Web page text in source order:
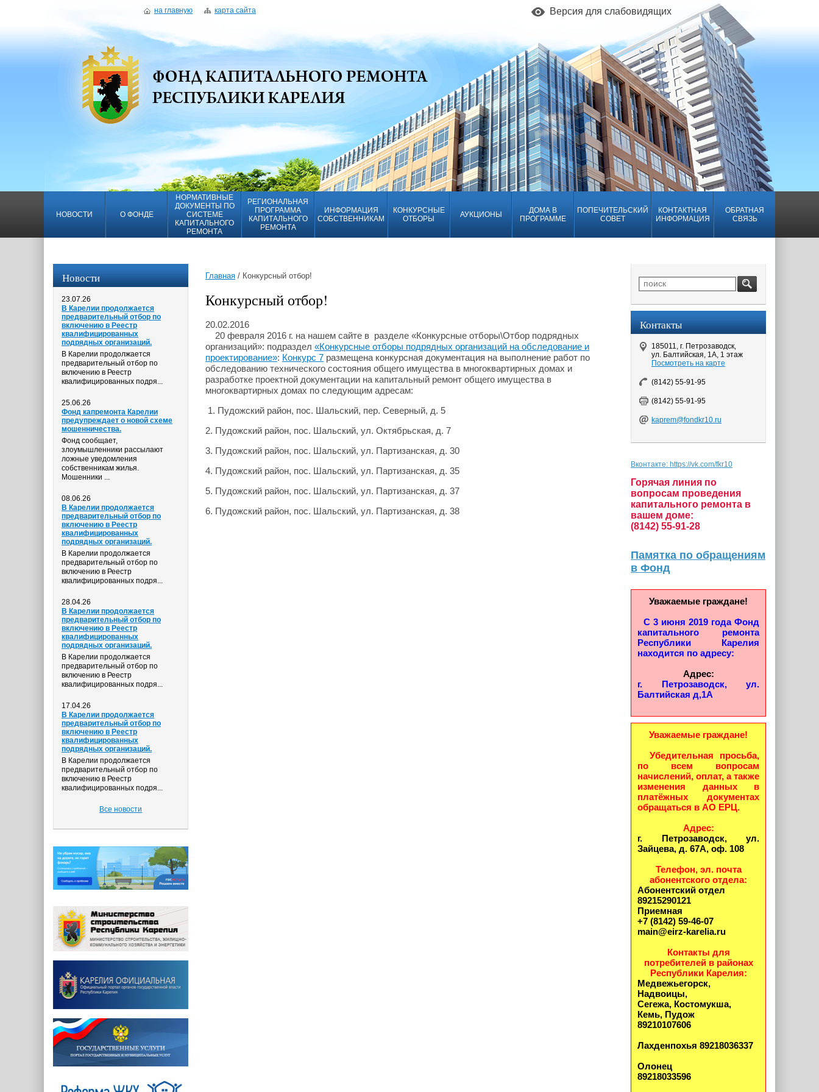
на главную карта сайта Версия для слабовидящих
НОВОСТИ О ФОНДЕ
НОРМАТИВНЫЕ
ДОКУМЕНТЫ ПО
СИСТЕМЕ
КАПИТАЛЬНОГО
РЕМОНТА
РЕГИОНАЛЬНАЯ
ПРОГРАММА
КАПИТАЛЬНОГО
РЕМОНТА
ИНФОРМАЦИЯ
СОБСТВЕННИКАМ
КОНКУРСНЫЕ
ОТБОРЫ
АУКЦИОНЫ
ДОМА В
ПРОГРАММЕ
ПОПЕЧИТЕЛЬСКИЙ
СОВЕТ
КОНТАКТНАЯ
ИНФОРМАЦИЯ
ОБРАТНАЯ
СВЯЗЬ
Новости
23.07.26
В Карелии продолжается
предварительный отбор по
включению в Реестр
квалифицированных
подрядных организаций.
В Карелии продолжается
предварительный отбор по
включению в Реестр
квалифицированных подря...
25.06.26
Фонд капремонта Карелии
предупреждает о новой схеме
мошенничества.
Фонд сообщает,
злоумышленники рассылают
ложные уведомления
собственникам жилья.
Мошенники ...
08.06.26
В Карелии продолжается
предварительный отбор по
включению в Реестр
квалифицированных
подрядных организаций.
В Карелии продолжается
предварительный отбор по
включению в Реестр
квалифицированных подря...
28.04.26
В Карелии продолжается
предварительный отбор по
включению в Реестр
квалифицированных
подрядных организаций.
В Карелии продолжается
предварительный отбор по
включению в Реестр
квалифицированных подря...
17.04.26
В Карелии продолжается
предварительный отбор по
включению в Реестр
квалифицированных
подрядных организаций.
В Карелии продолжается
предварительный отбор по
включению в Реестр
квалифицированных подря...
Все новости
Главная / Конкурсный отбор!
Конкурсный отбор!
20.02.2016
20 февраля 2016 г. на нашем сайте в разделе «Конкурсные отборы\Отбор подрядных
организаций»: подраздел «Конкурсные отборы подрядных организаций на обследование и
проектирование»: Конкурс 7 размещена конкурсная документация на выполнение работ по
обследованию технического состояния общего имущества в многоквартирных домах и
разработке проектной документации на капитальный ремонт общего имущества в
многоквартирных домах по следующим адресам:
1. Пудожский район, пос. Шальский, пер. Северный, д. 5
2. Пудожский район, пос. Шальский, ул. Октябрьская, д. 7
3. Пудожский район, пос. Шальский, ул. Партизанская, д. 30
4. Пудожский район, пос. Шальский, ул. Партизанская, д. 35
5. Пудожский район, пос. Шальский, ул. Партизанская, д. 37
6. Пудожский район, пос. Шальский, ул. Партизанская, д. 38
Контакты
185011, г. Петрозаводск,
ул. Балтийская, 1А, 1 этаж
Посмотреть на карте
(8142) 55-91-95
(8142) 55-91-95
kaprem@fondkr10.ru
Вконтакте: https://vk.com/fkr10
Горячая линия по
вопросам проведения
капитального ремонта в
вашем доме:
(8142) 55-91-28
Памятка по обращениям
в Фонд
Уважаемые граждане!
С 3 июня 2019 года Фонд
капитального ремонта
Республики Карелия
находится по адресу:
Адрес:
г. Петрозаводск, ул.
Балтийская д,1А
Уважаемые граждане!
Убедительная просьба,
по всем вопросам
начислений, оплат, а также
изменения данных в
платёжных документах
обращаться в АО ЕРЦ.
Адрес:
г. Петрозаводск, ул.
Зайцева, д. 67А, оф. 108
Телефон, эл. почта
абонентского отдела:
Абонентский отдел
89215290121
Приемная
+7 (8142) 59-46-07
main@eirz-karelia.ru
Контакты для
потребителей в районах
Республики Карелия:
Медвежьегорск,
Надвоицы,
Сегежа, Костомукша,
Кемь, Пудож
89210107606
Лахденпохья 89218036337
Олонец
89218033596